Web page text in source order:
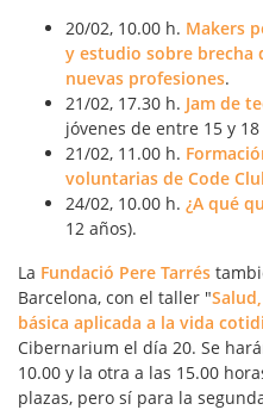
20/02, 10.00 h. Makers
y estudio sobre brecha
nuevas profesiones.
21/02, 17.30 h. Jam de
jóvenes de entre 15 y 18
21/02, 11.00 h.
voluntarias de Code
24/02, 10.00 h. ¿A qué
12 años).
La Fundació Pere Tarrés
Barcelona, con el taller "
básica aplicada a la vida
Cibernarium el día 20. Se
10.00 y la otra a las 15.00
plazas, pero sí para la